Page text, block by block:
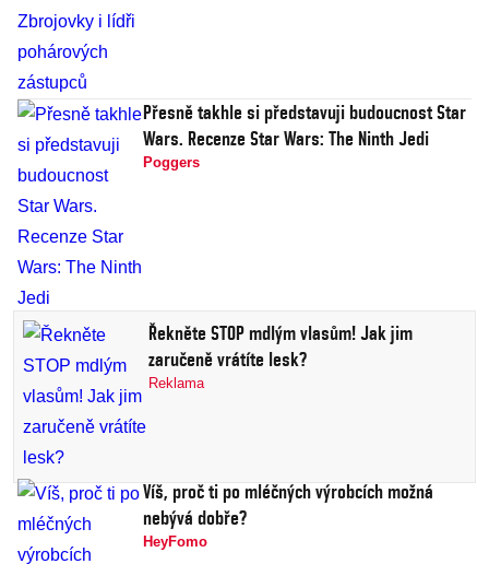
Přesně takhle si představuji budoucnost Star
Wars. Recenze Star Wars: The Ninth Jedi
Poggers
Řekněte STOP mdlým vlasům! Jak jim
zaručeně vrátíte lesk?
Reklama
Víš, proč ti po mléčných výrobcích možná
nebývá dobře?
HeyFomo